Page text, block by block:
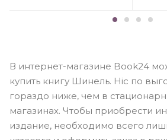
В интернет-магазине Book24
купить книгу Шинель. Ніс по
гораздо ниже, чем в
магазинах. Чтобы приобрести
издание, необходимо всего